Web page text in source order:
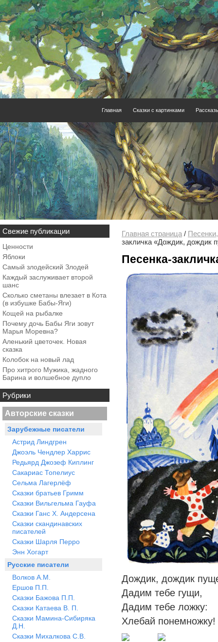
Главная Сказки с картинками
Свежие публикации
Ценности
Яблоки
Самый злодейский Злодей
Каждый заслуживает второй
шанс
Сколько сметаны влезает в Кота
(в избушке Бабы-Яги)
Кощей на рыбалке
Почему дочь Бабы Яги зовут
Марья Моревна?
Аленький цветочек. Новая
сказка
Колобок на новый лад
Про хитрого Мужика, жадного
Барина и волшебное дупло
Рубрики
Авторские сказки
Зарубежные писатели
Астрид Линдгрен
Джоэль Чендлер Харрис
Редьярд Джозеф Киплинг
Сакариас Топелиус
Сельма Лагерлёф
Сказки братьев Гримм
Сказки Вильгельма Гауфа
Сказки Ганс Х. Андерсена
Сказки скандинавских
писателей
Сказки Шарля Перро
Энн Хогарт
Русские писатели
Волков А.М.
Ершов П.П.
Сказки Бажова П.П.
Сказки Катаева В. П.
Сказки Мамина-Сибиряка
Д.Н.
Сказки Михалкова С.В.
Главная страница /
закличка «Дождик, дождик
Песенка-
Дождик, дождик
Дадим тебе гущи,
Дадим тебе ложку:
Хлебай понемножку!